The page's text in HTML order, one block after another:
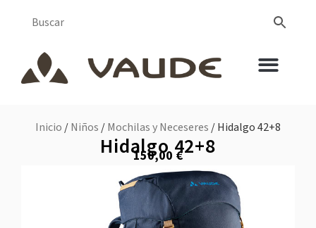
Inicio /Niños /Mochilas y Neceseres / Hidalgo 42+8
Hidalgo 42+8
150,00€